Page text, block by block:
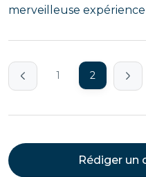
merveilleuse expérience
1 2
Rédiger un